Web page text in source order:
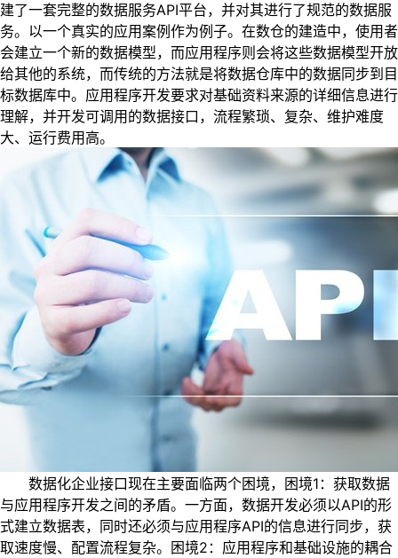
建了一套完整的数据服务API平台，并对其进行了规范的数据服
务。以一个真实的应用案例作为例子。在数仓的建造中，使用者
会建立一个新的数据模型，而应用程序则会将这些数据模型开放
给其他的系统，而传统的方法就是将数据仓库中的数据同步到目
标数据库中。应用程序开发要求对基础资料来源的详细信息进行
理解，并开发可调用的数据接口，流程繁琐、复杂、维护难度
大、运行费用高。
数据化企业接口现在主要面临两个困境，困境1：获取数据
与应用程序开发之间的矛盾。一方面，数据开发必须以API的形
式建立数据表，同时还必须与应用程序API的信息进行同步，获
取速度慢、配置流程复杂。困境2：应用程序和基础设施的耦合